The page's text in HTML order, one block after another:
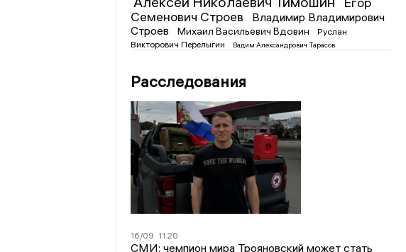
Семенович Строев
Владимир Владимирович
Строев
Михаил Васильевич Вдовин
Руслан
Викторович Перелыгин
Вадим Александрович Тарасов
Расследования
16/09 11:20
СМИ: чемпион мира Трояновский может стать